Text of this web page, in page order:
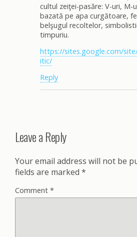
cultul zeiţei-pasăre: V-uri, M-
bazată pe apa curgătoare,
belşugul recoltelor,
timpuriu.
https://sites.google.com/
itic/
Reply
Leave a Reply
Your email address will not be
fields are marked *
Comment *